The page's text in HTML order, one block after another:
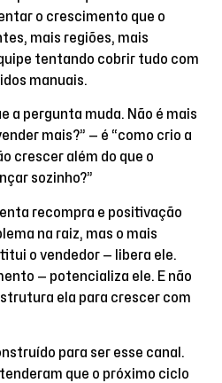
o crescimento que o
mais regiões, mais
tentando cobrir tudo com
manuais.
a pergunta muda. Não é mais
mais?” — é “como crio a
crescer além do que o
sozinho?”
recompra e positivação
na raiz, mas o mais
o vendedor — libera ele.
— potencializa ele. E não
ela para crescer com
para ser esse canal.
que o próximo ciclo